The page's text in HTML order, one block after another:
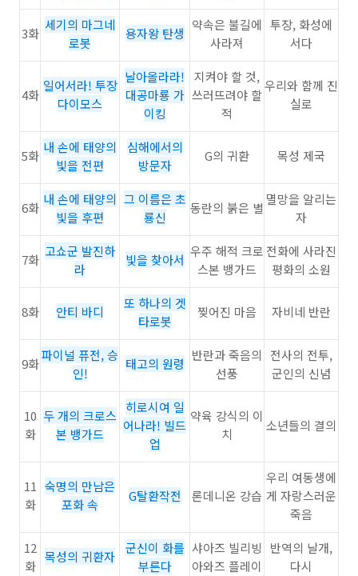
3화
세기의 마그네
로봇
용자왕 탄생
약속은 불길에
사라져
투장, 화성에
서다
4화
일어서라! 투장
다이모스
날아올라라!
대공마룡 가
이킹
지켜야 할 것,
쓰러뜨려야 할
적
우리와 함께 진
실로
5화
내 손에 태양의
빛을 전편
심해에서의
방문자
G의 귀환 목성 제국
6화
내 손에 태양의
빛을 후편
그 이름은 초
룡신
동란의 붉은 별
멸망을 알리는
자
7화
고쇼군 발진하
라
빛을 찾아서
우주 해적 크로
스본 뱅가드
전화에 사라진
평화의 소원
8화 안티 바디
또 하나의 겟
타로봇
찢어진 마음 자비네 반란
9화
파이널 퓨전, 승
인!
태고의 원령
반란과 죽음의
선풍
전사의 전투,
군인의 신념
10
화
두 개의 크로스
본 뱅가드
히로시여 일
어나라! 빌드
업
약육 강식의 이
치
소년들의 결의
11
화
숙명의 만남은
포화 속
G탈환작전 론데니온 강습
우리 여동생에
게 자랑스러운
죽음
12
화
목성의 귀환자
군신이 화를
부른다
샤아즈 빌리빙
아와즈 플레이
반역의 날개,
다시